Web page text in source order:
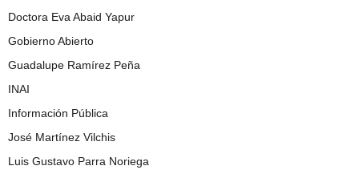
Doctora Eva Abaid Yapur
Gobierno Abierto
Guadalupe Ramírez Peña
INAI
Información Pública
José Martínez Vilchis
Luis Gustavo Parra Noriega